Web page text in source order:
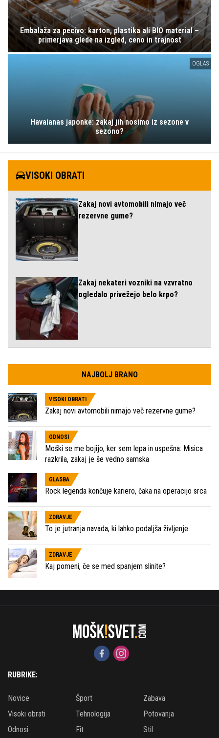
Embalaža za pecivo: karton, plastika ali BIO material –
primerjava glede na izgled, ceno in trajnost
OGLAS
Havaianas japonke: zakaj jih nosimo iz sezone v
sezono?
VISOKI OBRATI
Zakaj novi avtomobili nimajo več
rezervne gume?
Zakaj nekateri vozniki na vzvratno
ogledalo privežejo belo krpo?
NAJBOLJ BRANO
VISOKI OBRATI
Zakaj novi avtomobili nimajo več rezervne gume?
ODNOSI
Moški se me bojijo, ker sem lepa in uspešna: Misica
razkrila, zakaj je še vedno samska
GLASBA
Rock legenda končuje kariero, čaka na operacijo srca
ZDRAVJE
To je jutranja navada, ki lahko podaljša življenje
ZDRAVJE
Kaj pomeni, če se med spanjem slinite?
RUBRIKE:
Novice Šport
Zabava
Visoki obrati
Tehnologija
Potovanja
Odnosi
Fit Stil